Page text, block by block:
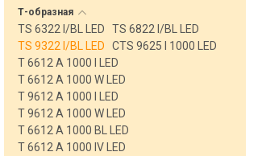
Т-образная
TS 6322 I/BL LED
TS 6822 I/BL LED
TS 9322 I/BL LED
CTS 9625 I 1000 LED
T 6612 A 1000 I LED
T 6612 A 1000 W LED
T 9612 A 1000 I LED
T 9612 A 1000 W LED
T 6612 A 1000 BL LED
T 6612 A 1000 IV LED